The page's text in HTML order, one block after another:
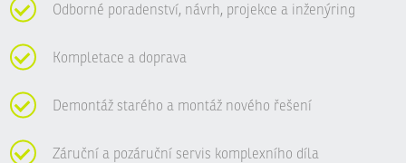
Odborné poradenství, návrh, projekce a inženýring
Kompletace a doprava
Demontáž starého a montáž nového řešení
Záruční a pozáruční servis komplexního díla